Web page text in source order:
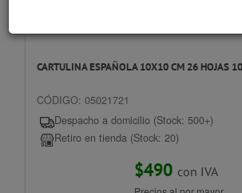
CARTULINA ESPAÑOLA 10X10 CM 26 HOJAS
CÓDIGO: 05021721
Despacho a domicilio (Stock: 500+)
Retiro en tienda (Stock: 20)
$490 con IVA